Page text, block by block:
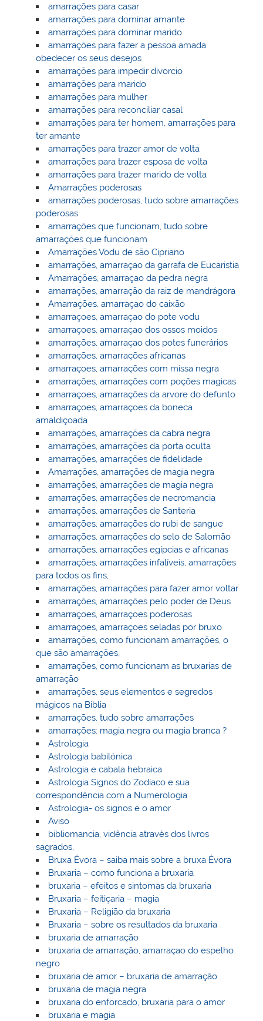
amarrações para casar
amarrações para dominar amante
amarrações para dominar marido
amarrações para fazer a pessoa amada
obedecer os seus desejos
amarrações para impedir divorcio
amarrações para marido
amarrações para mulher
amarrações para reconciliar casal
amarrações para ter homem, amarrações para
ter amante
amarrações para trazer amor de volta
amarrações para trazer esposa de volta
amarrações para trazer marido de volta
Amarrações poderosas
amarrações poderosas, tudo sobre amarrações
poderosas
amarrações que funcionam, tudo sobre
amarrações que funcionam
Amarrações Vodu de são Cipriano
amarrações, amarraçao da garrafa de Eucaristia
Amarrações, amarraçao da pedra negra
amarrações, amarração da raiz de mandrágora
Amarrações, amarraçao do caixão
amarraçoes, amarraçao do pote vodu
amarraçoes, amarraçao dos ossos moidos
amarrações, amarraçao dos potes funerários
amarrações, amarrações africanas
amarraçoes, amarrações com missa negra
amarrações, amarrações com poções magicas
amarraçoes, amarrações da arvore do defunto
amarraçoes, amarraçoes da boneca
amaldiçoada
amarrações, amarrações da cabra negra
amarrações, amarrações da porta oculta
amarrações, amarrações de fidelidade
Amarrações, amarrações de magia negra
amarrações, amarrações de magia negra
amarrações, amarrações de necromancia
amarrações, amarrações de Santeria
amarrações, amarrações do rubi de sangue
amarrações, amarrações do selo de Salomão
amarrações, amarrações egípcias e africanas
amarrações, amarrações infalíveis, amarrações
para todos os fins,
amarrações, amarrações para fazer amor voltar
amarrações, amarrações pelo poder de Deus
amarraçoes, amarraçoes poderosas
amarraçoes, amarraçoes seladas por bruxo
amarrações, como funcionam amarrações, o
que são amarrações,
amarrações, como funcionam as bruxarias de
amarração
amarrações, seus elementos e segredos
mágicos na Biblia
amarrações, tudo sobre amarrações
amarrações: magia negra ou magia branca ?
Astrologia
Astrologia babilónica
Astrologia e cabala hebraica
Astrologia Signos do Zodíaco e sua
correspondência com a Numerologia
Astrologia- os signos e o amor
Aviso
bibliomancia, vidência através dos livros
sagrados,
Bruxa Évora – saiba mais sobre a bruxa Évora
Bruxaria – como funciona a bruxaria
bruxaria – efeitos e sintomas da bruxaria
Bruxaria – feitiçaria – magia
Bruxaria – Religião da bruxaria
Bruxaria – sobre os resultados da bruxaria
bruxaria de amarração
bruxaria de amarração, amarraçao do espelho
negro
bruxaria de amor – bruxaria de amarração
bruxaria de magia negra
bruxaria do enforcado, bruxaria para o amor
bruxaria e magia